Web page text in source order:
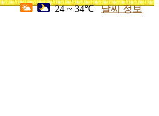
24 ~ 34℃ 날씨 정보